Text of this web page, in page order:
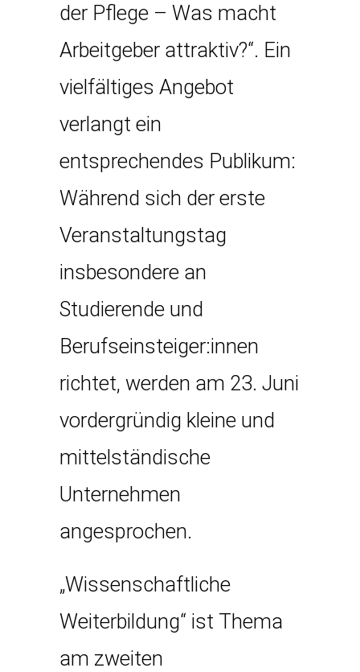
der Pflege – Was macht
Arbeitgeber attraktiv?“. Ein
vielfältiges Angebot
verlangt ein
entsprechendes Publikum:
Während sich der erste
Veranstaltungstag
insbesondere an
Studierende und
Berufseinsteiger:innen
richtet, werden am 23. Juni
vordergründig kleine und
mittelständische
Unternehmen
angesprochen.
„Wissenschaftliche
Weiterbildung“ ist Thema
am zweiten